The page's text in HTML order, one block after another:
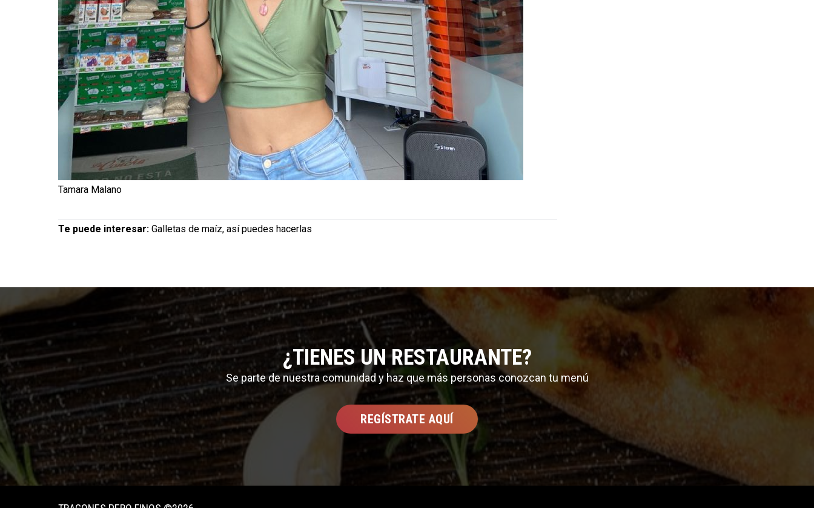
Tamara Malano
Te puede interesar: Galletas de maíz, así puedes hacerlas
¿TIENES UN RESTAURANTE?
Se parte de nuestra comunidad y haz que más personas conozcan tu menú
REGÍSTRATE AQUÍ